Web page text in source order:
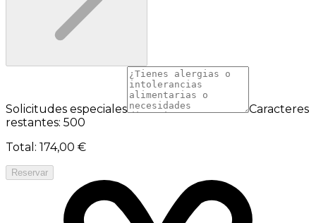
Solicitudes especiales
Caracteres
restantes: 500
Total : 174,00 €
Reservar